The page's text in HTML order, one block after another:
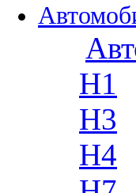
H1
H3
H4